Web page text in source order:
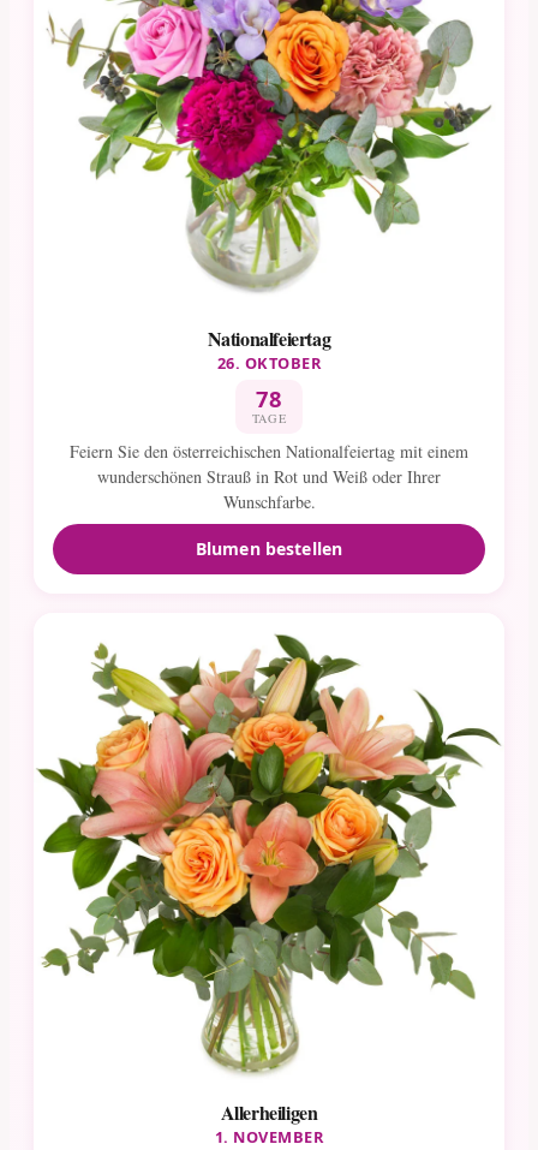
Nationalfeiertag
26. OKTOBER
78
TAGE
Feiern Sie den österreichischen Nationalfeiertag mit einem
wunderschönen Strauß in Rot und Weiß oder Ihrer
Wunschfarbe.
Blumen bestellen
Allerheiligen
1. NOVEMBER